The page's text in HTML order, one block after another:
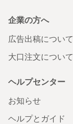
企業の方へ
広告出稿について
大口注文について
ヘルプセンター
お知らせ
ヘルプとガイド